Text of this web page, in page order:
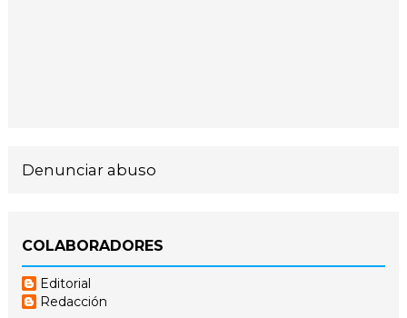
Denunciar abuso
COLABORADORES
Editorial
Redacción